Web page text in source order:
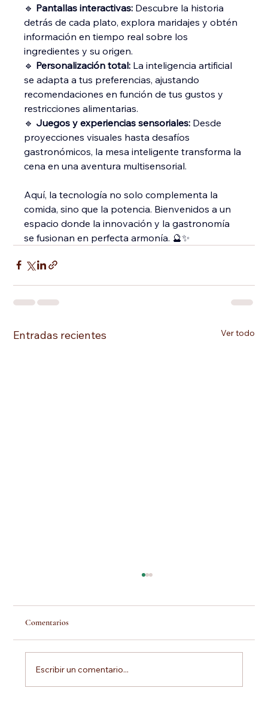
🔹 Pantallas interactivas: Descubre la historia
detrás de cada plato, explora maridajes y obtén
información en tiempo real sobre los
ingredientes y su origen.
🔹 Personalización total: La inteligencia artificial
se adapta a tus preferencias, ajustando
recomendaciones en función de tus gustos y
restricciones alimentarias.
🔹 Juegos y experiencias sensoriales: Desde
proyecciones visuales hasta desafíos
gastronómicos, la mesa inteligente transforma la
cena en una aventura multisensorial.
Aquí, la tecnología no solo complementa la
comida, sino que la potencia. Bienvenidos a un
espacio donde la innovación y la gastronomía
se fusionan en perfecta armonía. 🔮✨
Entradas recientes Ver todo
Comentarios
Escribir un comentario...